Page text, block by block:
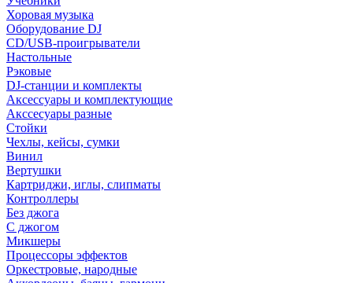
Хоровая музыка
Оборудование DJ
CD/USB-проигрыватели
Настольные
Рэковые
DJ-станции и комплекты
Аксессуары и комплектующие
Акссесуары разные
Стойки
Чехлы, кейсы, сумки
Винил
Вертушки
Картриджи, иглы, слипматы
Контроллеры
Без джога
С джогом
Микшеры
Процессоры эффектов
Оркестровые, народные